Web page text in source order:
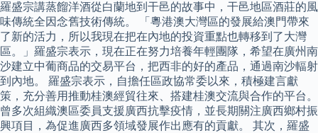
羅盛宗講蒸餾洋酒從白蘭地到干邑的故事中，干邑地區酒莊的風
味傳統全因念舊技術傳統。 「粵港澳大灣區的發展給澳門帶來
了新的活力，所以我現在把在內地的投資重點也轉移到了大灣
區。」羅盛宗表示，現在正在努力培養年輕團隊，希望在廣州南
沙建立中葡商品的交易平台，把西非的好的產品，通過南沙輻射
到內地。 羅盛宗表示，自擔任區政協常委以來，積極建言獻
策，充分善用推動桂澳經貿往來、搭建桂澳交流與合作的平台。
曾多次組織澳區委員支援廣西抗擊疫情，並長期關注廣西鄉村振
興項目，為促進廣西多領域發展作出應有的貢獻。 其次，羅盛